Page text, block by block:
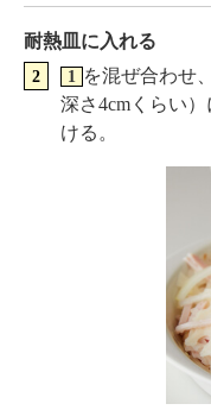
耐熱皿に入れる
1
を混ぜ合わせ
深さ4cmくらい
ける。